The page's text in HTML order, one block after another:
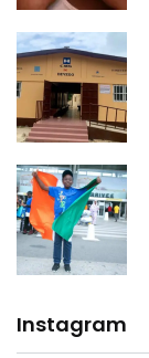
Instagram